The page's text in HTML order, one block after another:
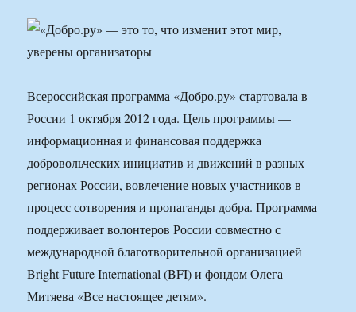
Всероссийская программа «Добро.ру» стартовала в
России 1 октября 2012 года. Цель программы —
информационная и финансовая поддержка
добровольческих инициатив и движений в разных
регионах России, вовлечение новых участников в
процесс сотворения и пропаганды добра. Программа
поддерживает волонтеров России совместно с
международной благотворительной организацией
Bright Future International (BFI) и фондом Олега
Митяева «Все настоящее детям».